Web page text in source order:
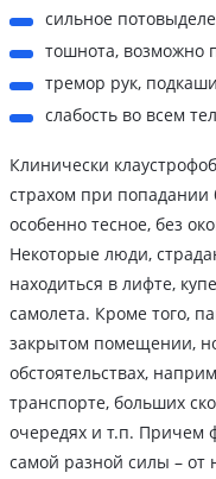
сильное
тошнота, возможно
тремор рук,
слабость во всем
Клинически
страхом при попадании
особенно тесное, без
Некоторые люди,
находиться в лифте,
самолета. Кроме того,
закрытом помещении,
обстоятельствах,
транспорте, больших
очередях и т.п. Причем
самой разной силы – от